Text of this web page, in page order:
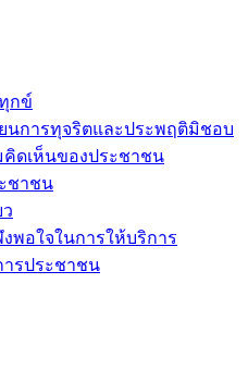
กข์
ยนการทุจริตและประพฤติมิชอบ
คิดเห็นของประชาชน
ชาชน
พอใจในการให้บริการ
ารประชาชน